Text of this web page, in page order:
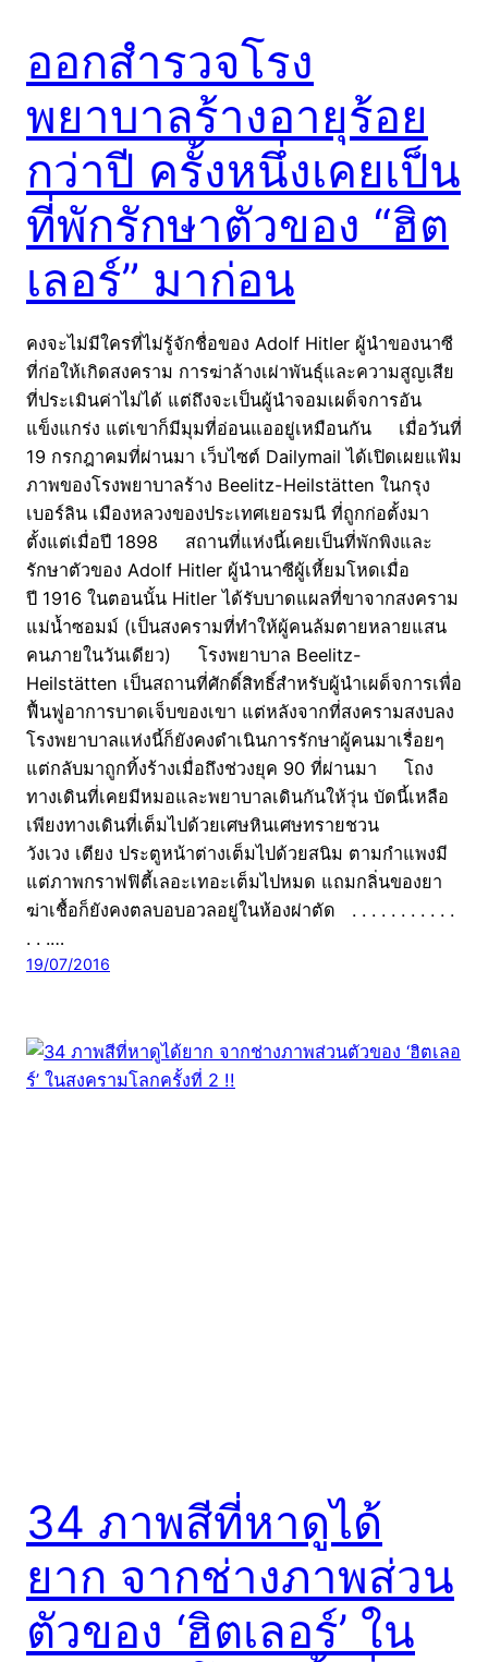
ออกสำรวจโรง
พยาบาลร้างอายุร้อย
กว่าปี ครั้งหนึ่งเคยเป็น
ที่พักรักษาตัวของ “ฮิต
เลอร์” มาก่อน
คงจะไม่มีใครที่ไม่รู้จักชื่อของ Adolf Hitler ผู้นำของนาซี
ที่ก่อให้เกิดสงคราม การฆ่าล้างเผ่าพันธุ์และความสูญเสีย
ที่ประเมินค่าไม่ได้ แต่ถึงจะเป็นผู้นำจอมเผด็จการอัน
แข็งแกร่ง แต่เขาก็มีมุมที่อ่อนแออยู่เหมือนกัน เมื่อวันที่
19 กรกฎาคมที่ผ่านมา เว็บไซต์ Dailymail ได้เปิดเผยแฟ้ม
ภาพของโรงพยาบาลร้าง Beelitz-Heilstätten ในกรุง
เบอร์ลิน เมืองหลวงของประเทศเยอรมนี ที่ถูกก่อตั้งมา
ตั้งแต่เมื่อปี 1898 สถานที่แห่งนี้เคยเป็นที่พักพิงและ
รักษาตัวของ Adolf Hitler ผู้นำนาซีผู้เหี้ยมโหดเมื่อ
ปี 1916 ในตอนนั้น Hitler ได้รับบาดแผลที่ขาจากสงคราม
แม่น้ำซอมม์ (เป็นสงครามที่ทำให้ผู้คนล้มตายหลายแสน
คนภายในวันเดียว) โรงพยาบาล Beelitz-
Heilstätten เป็นสถานที่ศักดิ์สิทธิ์สำหรับผู้นำเผด็จการเพื่อ
ฟื้นฟูอาการบาดเจ็บของเขา แต่หลังจากที่สงครามสงบลง
โรงพยาบาลแห่งนี้ก็ยังคงดำเนินการรักษาผู้คนมาเรื่อยๆ
แต่กลับมาถูกทิ้งร้างเมื่อถึงช่วงยุค 90 ที่ผ่านมา โถง
ทางเดินที่เคยมีหมอและพยาบาลเดินกันให้วุ่น บัดนี้เหลือ
เพียงทางเดินที่เต็มไปด้วยเศษหินเศษทรายชวน
วังเวง เตียง ประตูหน้าต่างเต็มไปด้วยสนิม ตามกำแพงมี
แต่ภาพกราฟฟิตี้เลอะเทอะเต็มไปหมด แถมกลิ่นของยา
ฆ่าเชื้อก็ยังคงตลบอบอวลอยู่ในห้องผ่าตัด . . . . . . . . . . .
. . .…
19/07/2016
34 ภาพสีที่หาดูได้
ยาก จากช่างภาพส่วน
ตัวของ ‘ฮิตเลอร์’ ใน